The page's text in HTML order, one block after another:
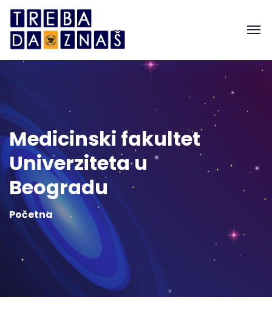
Medicinski fakultet
Univerziteta u
Beogradu
Početna